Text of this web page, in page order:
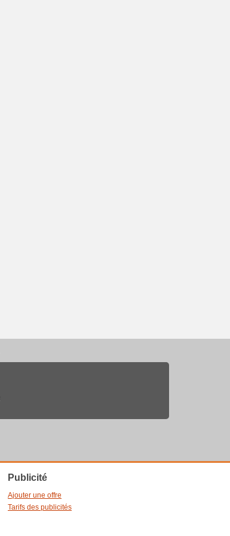
Publicité
Ajouter une offre
Tarifs des publicités